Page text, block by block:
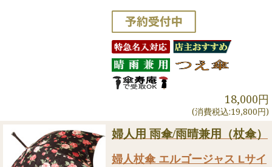
18,000円
(消費税込:19,800円)
婦人用 雨傘/雨晴兼用（杖傘）
婦人杖傘 エルゴージャス Lサイ